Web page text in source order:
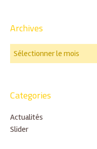
Archives
Categories
Actualités
Slider